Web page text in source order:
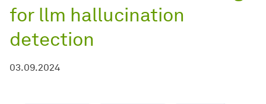
for llm hallucination
detection
03.09.2024